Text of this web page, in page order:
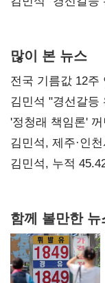
많이 본 뉴스
전국 기름값 12
김민석 "경선갈
사과부터"
'정청래 책임론'
때리기
김민석, 제주·인
탈환'(종합)
김민석, 누적
함께 볼만한 뉴